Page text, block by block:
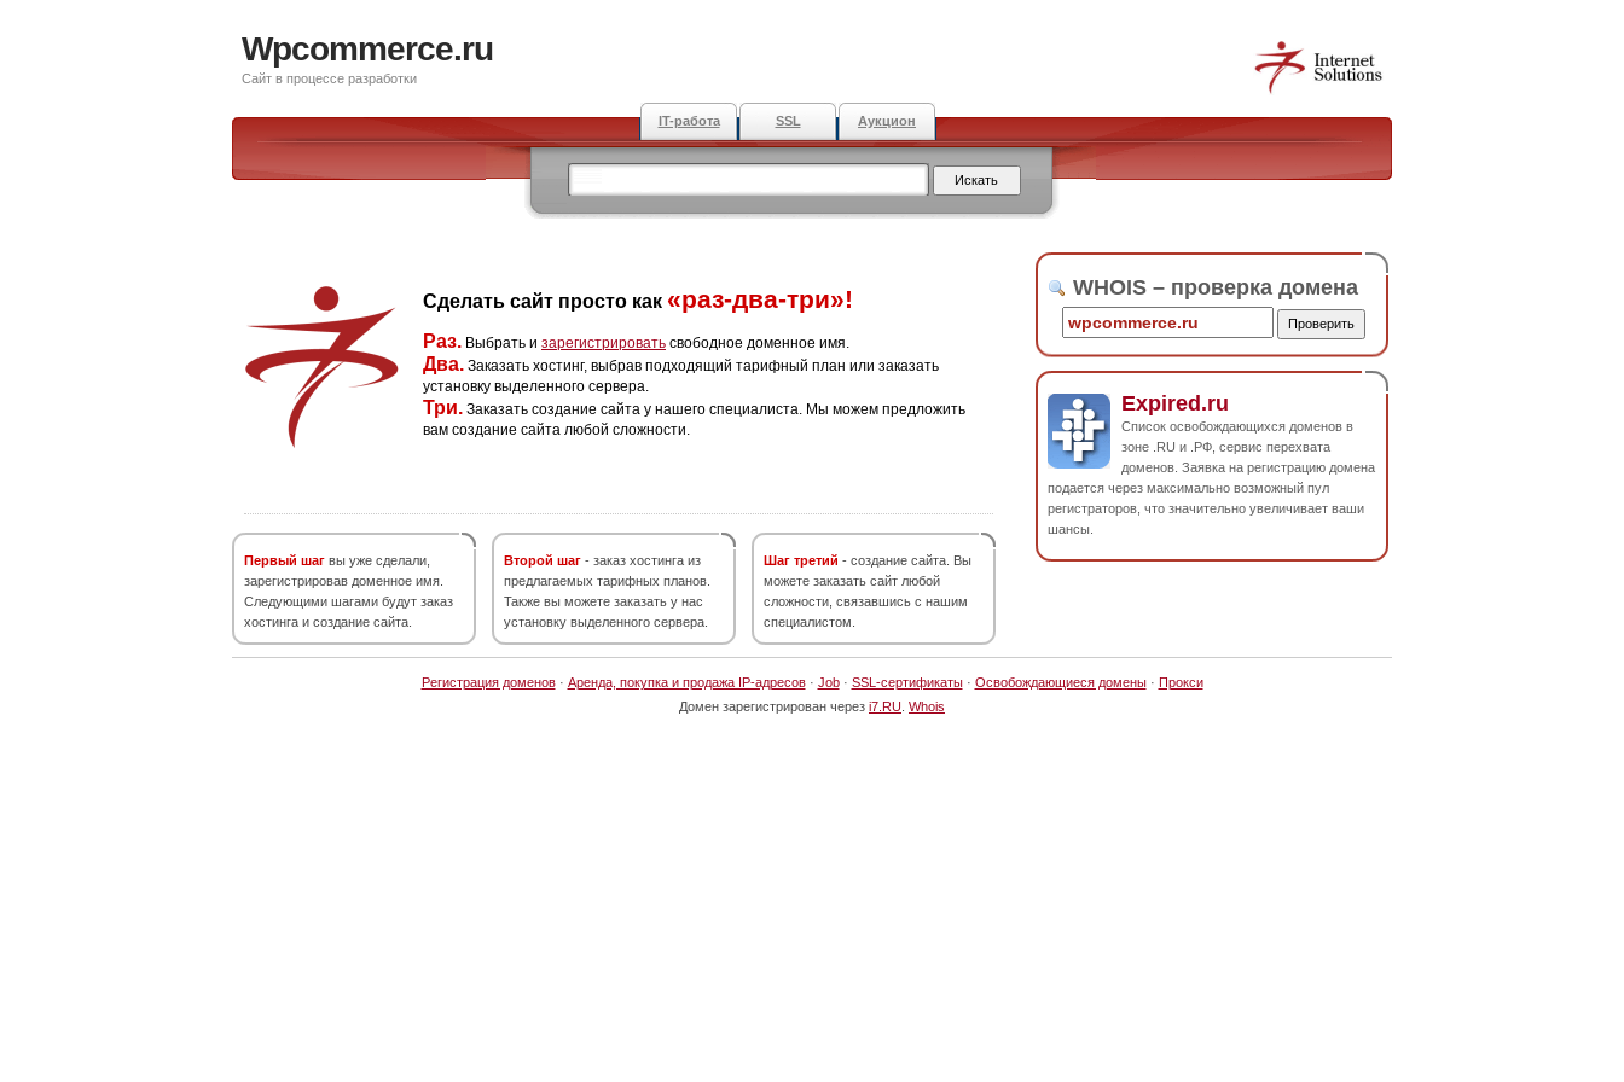
Wpcommerce.ru
Сайт в процессе разработки
IT-работа SSL Аукцион
Сделать сайт просто как «раз-два-три»!
Раз. Выбрать и зарегистрировать свободное доменное имя.
Два. Заказать хостинг, выбрав подходящий тарифный план или заказать
установку выделенного сервера.
Три. Заказать создание сайта у нашего специалиста. Мы можем предложить
вам создание сайта любой сложности.
Первый шаг вы уже сделали,
зарегистрировав доменное имя.
Следующими шагами будут заказ
хостинга и создание сайта.
Второй шаг - заказ хостинга из
предлагаемых тарифных планов.
Также вы можете заказать у нас
установку выделенного сервера.
Шаг третий - создание сайта. Вы
можете заказать сайт любой
сложности, связавшись с нашим
специалистом.
WHOIS – проверка домена
Expired.ru
Список освобождающихся доменов в
зоне .RU и .РФ, сервис перехвата
доменов. Заявка на регистрацию домена
подается через максимально возможный пул
регистраторов, что значительно увеличивает ваши
шансы.
Регистрация доменов· Аренда, покупка и продажа IP-адресов· Job· SSL-сертификаты· Освобождающиеся домены· Прокси
Домен зарегистрирован через i7.RU Whois